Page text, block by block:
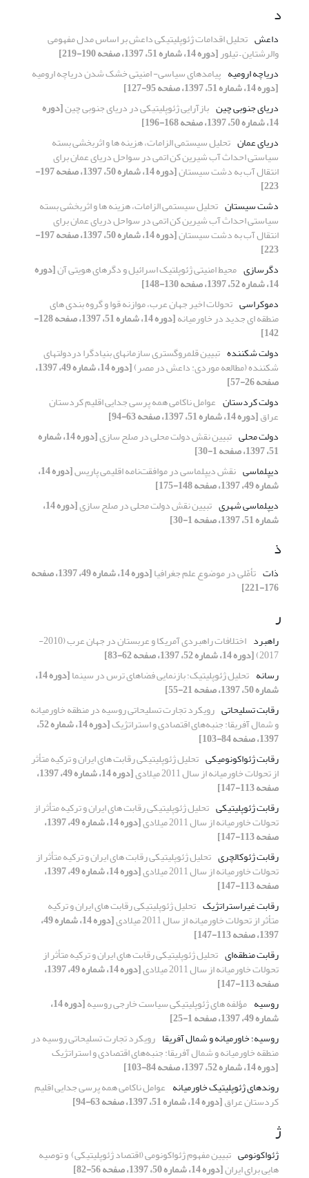
د
داعش تحلیل اقدامات ژئوپلیتیکی داعش بر اساس مدل مفهومی
والرشتاین – تیلور[دوره 14، شماره 51، 1397، صفحه 190-219]
دریاچه ارومیه پیامدهای سیاسی- امنیتی خشک شدن دریاچه ارومیه
[دوره 14، شماره 51، 1397، صفحه 95-127]
دریای جنوبی چین بازآرایی ژئوپلیتیکی در دریای جنوبی چین[دوره
14، شماره 50، 1397، صفحه 168-196]
دریای عمان تحلیل سیستمی الزامات، هزینه ها و اثربخشی بسته
سیاستی احداث آب ‏شیرین کن اتمی در سواحل دریای عمان برای
انتقال آب به دشت سیستان [دوره 14، شماره 50، 1397، صفحه 197-
223]
دشت سیستان تحلیل سیستمی الزامات، هزینه ها و اثربخشی بسته
سیاستی احداث آب ‏شیرین کن اتمی در سواحل دریای عمان برای
انتقال آب به دشت سیستان [دوره 14، شماره 50، 1397، صفحه 197-
223]
دگرسازی محیط امنیتی ژئوپلتیک اسرائیل و دگرهای هویتی آن[دوره
14، شماره 52، 1397، صفحه 130-148]
دموکراسی تحولات اخیر جهان عرب، موازنه قوا و گروه بندی های
منطقه ای جدید در خاورمیانه [دوره 14، شماره 51، 1397، صفحه 128-
142]
دولت شکننده تبیین قلمروگستری سازمانهای بنیادگرا دردولتهای
شکننده (مطالعه موردی: داعش در مصر) [دوره 14، شماره 49، 1397،
صفحه 26-57]
دولت کردستان عوامل ناکامی همه پرسی جدایی اقلیم کردستان
عراق[دوره 14، شماره 51، 1397، صفحه 63-94]
دولت محلی تبیین نقش دولت محلی در صلح سازی [دوره 14، شماره
51، 1397، صفحه 1-30]
دیپلماسی نقش دیپلماسی در موافقت‌نامه اقلیمی پاریس [دوره 14،
شماره 49، 1397، صفحه 148-175]
دیپلماسی شهری تبیین نقش دولت محلی در صلح سازی [دوره 14،
شماره 51، 1397، صفحه 1-30]
ذ
ذات تأمّلی در موضوع علم جغرافیا [دوره 14، شماره 49، 1397، صفحه
176-221]
ر
راهبرد اختلافات راهبردی آمریکا و عربستان در جهان عرب (2010-
2017) [دوره 14، شماره 52، 1397، صفحه 62-83]
رسانه تحلیل ژئوپلیتیک؛ بازنمایی فضاهای ترس در سینما [دوره 14،
شماره 50، 1397، صفحه 21-55]
رقابت تسلیحاتی رویکرد تجارت تسلیحاتی روسیه در منطقه خاورمیانه
و شمال آفریقا: جنبه‌های اقتصادی و استراتژیک [دوره 14، شماره 52،
1397، صفحه 84-103]
رقابت ژئواکونومیکی تحلیل ژئوپلیتیکی رقابت های ایران و ترکیه متأثر
از تحولات خاورمیانه از سال 2011 میلادی [دوره 14، شماره 49، 1397،
صفحه 113-147]
رقابت ژئوپلیتیکی تحلیل ژئوپلیتیکی رقابت های ایران و ترکیه متأثر از
تحولات خاورمیانه از سال 2011 میلادی [دوره 14، شماره 49، 1397،
صفحه 113-147]
رقابت ژئوکالچری تحلیل ژئوپلیتیکی رقابت های ایران و ترکیه متأثر از
تحولات خاورمیانه از سال 2011 میلادی [دوره 14، شماره 49، 1397،
صفحه 113-147]
رقابت غیراستراتژیک تحلیل ژئوپلیتیکی رقابت های ایران و ترکیه
متأثر از تحولات خاورمیانه از سال 2011 میلادی [دوره 14، شماره 49،
1397، صفحه 113-147]
رقابت منطقه‌ای تحلیل ژئوپلیتیکی رقابت های ایران و ترکیه متأثر از
تحولات خاورمیانه از سال 2011 میلادی [دوره 14، شماره 49، 1397،
صفحه 113-147]
روسیه مؤلفه های ژئوپلیتیکی سیاست خارجی روسیه [دوره 14،
شماره 49، 1397، صفحه 1-25]
روسیه؛ خاورمیانه و شمال آفریقا رویکرد تجارت تسلیحاتی روسیه در
منطقه خاورمیانه و شمال آفریقا: جنبه‌های اقتصادی و استراتژیک
[دوره 14، شماره 52، 1397، صفحه 84-103]
روندهای ژئوپلیتیک خاورمیانه عوامل ناکامی همه پرسی جدایی اقلیم
کردستان عراق[دوره 14، شماره 51، 1397، صفحه 63-94]
ژ
ژئواکونومی تبیین مفهوم ژئواکونومی (اقتصاد ژئوپلیتیکی) ‏ و توصیه
هایی برای ایران[دوره 14، شماره 50، 1397، صفحه 56-82]